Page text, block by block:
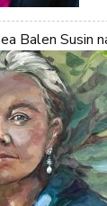
Balen Susin